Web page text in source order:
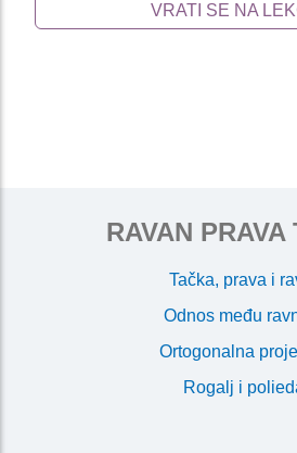
VRATI SE NA
RAVAN PRAVA
Tačka, prava i
Odnos među
Ortogonalna
Rogalj i